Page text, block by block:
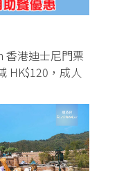
香港迪士尼門票
HK$120，成人